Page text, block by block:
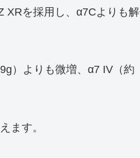
XRを採用し、α7Cよりも
）よりも微増、α7 IV（約
ます。